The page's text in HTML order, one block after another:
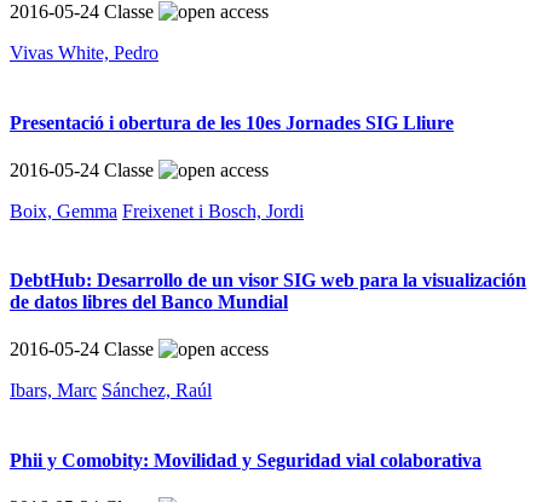
2016-05-24 Classe
Vivas White, Pedro
Presentació i obertura de les 10es Jornades SIG Lliure
2016-05-24 Classe
Boix, Gemma Freixenet i Bosch, Jordi
DebtHub: Desarrollo de un visor SIG web para la visualización
de datos libres del Banco Mundial
2016-05-24 Classe
Ibars, Marc Sánchez, Raúl
Phii y Comobity: Movilidad y Seguridad vial colaborativa